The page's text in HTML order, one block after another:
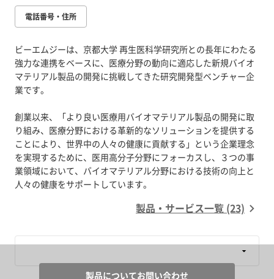
電話番号・住所
ビーエムジーは、京都大学 再生医科学研究所との長年にわたる
強力な連携をベースに、医療分野の動向に適応した新規バイオ
マテリアル製品の開発に挑戦してきた研究開発型ベンチャー企
業です。
創業以来、「より良い医療用バイオマテリアル製品の開発に取
り組み、医療分野における革新的なソリューションを提供する
ことにより、世界中の人々の健康に貢献する」という企業理念
を実現するために、医用高分子分野にフォーカスし、３つの事
業領域において、バイオマテリアル分野における技術の向上と
製品・サービス一覧 (23)
製品についてお問い合わせ